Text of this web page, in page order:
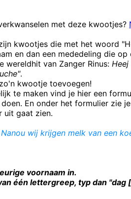
met deze kwootjes?
kwootjes die met het woord
en dan een mededeling die op
wereldhit van Zanger Rinus:
.
kwootje toevoegen!
te maken vind je hier een
En onder het formulier zie
uit gaat zien.
wij krijgen melk van een
voornaam in.
één lettergreep, typ dan "dag